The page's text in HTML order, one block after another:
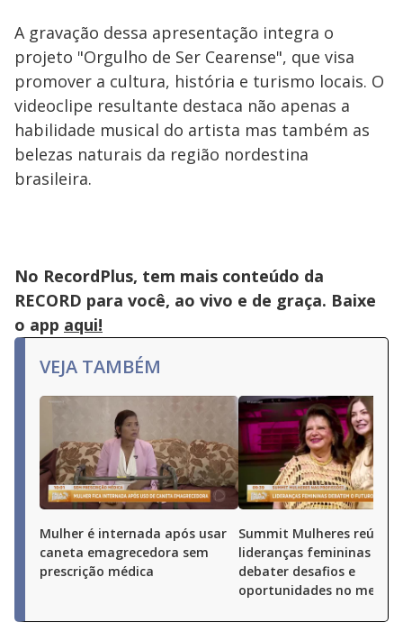
A gravação dessa apresentação integra o
projeto "Orgulho de Ser Cearense", que visa
promover a cultura, história e turismo locais. O
videoclipe resultante destaca não apenas a
habilidade musical do artista mas também as
belezas naturais da região nordestina
brasileira.
No RecordPlus, tem mais conteúdo da
RECORD para você, ao vivo e de graça. Baixe
o app aqui!
VEJA TAMBÉM
Mulher é internada após usar
caneta emagrecedora sem
prescrição médica
Summit Mulheres reúne
lideranças femininas para
debater desafios e
oportunidades no